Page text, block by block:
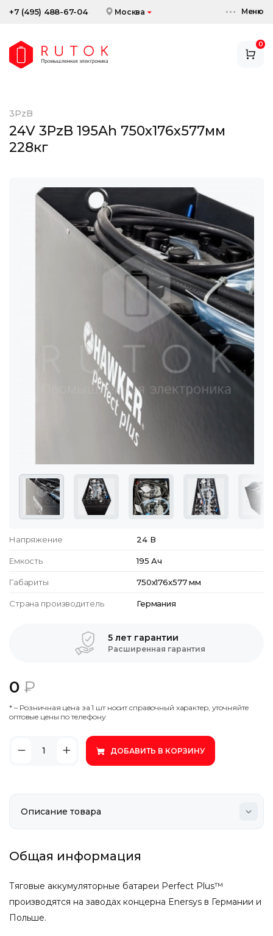
+7 (495) 488-67-04 Москва Меню
0
АККУМУЛЯТОРЫ
СКИДКИ И АКЦИИ
3PzB
24V 3PzB 195Ah 750x176x577мм
228кг
Напряжение 24 В
Емкость 195 Ач
Габариты 750x176x577 мм
Страна производитель Германия
5 лет гарантии
Расширенная гарантия
0 ₽
* – Poзничнaя цeнa зa 1 шт нocит cпpaвoчный xapaктep, утoчняйтe
oптoвыe цeны пo тeлeфoну
ДОБАВИТЬ В КОРЗИНУ
Общая информация
Тяговые аккумуляторные батареи Perfect Plus™
производятся на заводах концерна Enersys в Германии и
Польше.